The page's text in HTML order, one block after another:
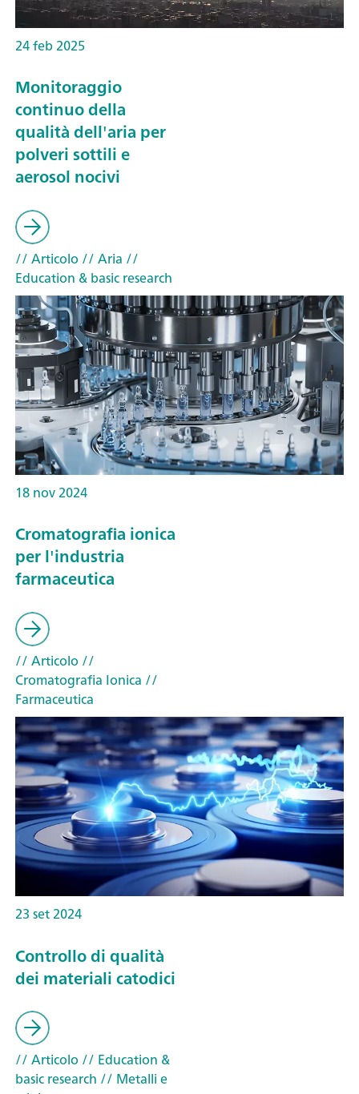
24 feb 2025
Monitoraggio
continuo della
qualità dell'aria per
polveri sottili e
aerosol nocivi
// Articolo // Aria //
Education & basic research
18 nov 2024
Cromatografia ionica
per l'industria
farmaceutica
// Articolo //
Cromatografia Ionica //
Farmaceutica
23 set 2024
Controllo di qualità
dei materiali catodici
// Articolo // Education &
basic research // Metalli e